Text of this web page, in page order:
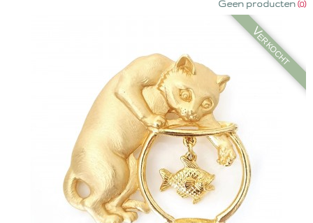
Geen producten (0)
Verkocht